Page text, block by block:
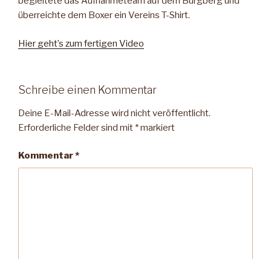
überreichte dem Boxer ein Vereins T-Shirt.
Hier geht’s zum fertigen Video
Schreibe einen Kommentar
Deine E-Mail-Adresse wird nicht veröffentlicht.
Erforderliche Felder sind mit *markiert
Kommentar*